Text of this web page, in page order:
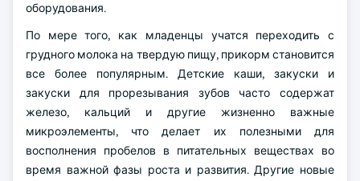
оборудования.
По мере того, как младенцы учатся переходить с
грудного молока на твердую пищу, прикорм становится
все более популярным. Детские каши, закуски и
закуски для прорезывания зубов часто содержат
железо, кальций и другие жизненно важные
микроэлементы, что делает их полезными для
восполнения пробелов в питательных веществах во
время важной фазы роста и развития. Другие новые